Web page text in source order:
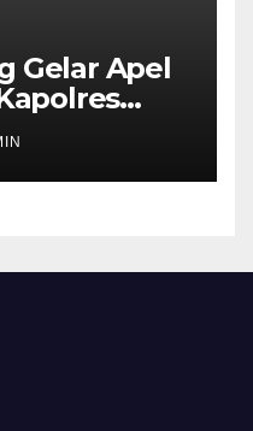
Gelar Apel
dan
Musim